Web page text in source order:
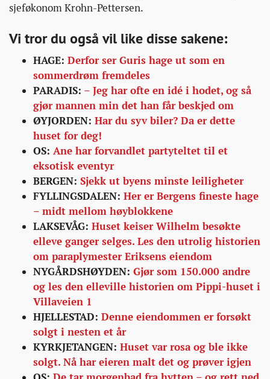
sjeføkonom Krohn-Pettersen.
Vi tror du også vil like disse sakene:
HAGE: Derfor ser Guris hage ut som en
sommerdrøm fremdeles
PARADIS: – Jeg har ofte en idé i hodet, og så
gjør mannen min det han får beskjed om
ØYJORDEN: Har du syv biler? Da er dette
huset for deg!
OS: Ane har forvandlet partyteltet til et
eksotisk eventyr
BERGEN: Sjekk ut byens minste leiligheter
FYLLINGSDALEN: Her er Bergens fineste hage
– midt mellom høyblokkene
LAKSEVÅG: Huset keiser Wilhelm besøkte
elleve ganger selges. Les den utrolig historien
om paraplymester Eriksens eiendom
NYGÅRDSHØYDEN: Gjør som 150.000 andre
og les den elleville historien om Pippi-huset i
Villaveien 1
HJELLESTAD: Denne eiendommen er forsøkt
solgt i nesten et år
KYRKJETANGEN: Huset var rosa og ble ikke
solgt. Nå har eieren malt det og prøver igjen